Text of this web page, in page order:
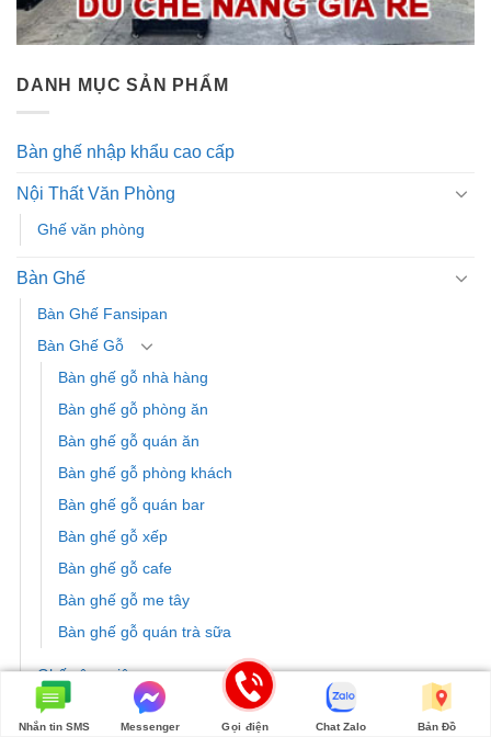
DANH MỤC SẢN PHẨM
Bàn ghế nhập khẩu cao cấp
Nội Thất Văn Phòng
Ghế văn phòng
Bàn Ghế
Bàn Ghế Fansipan
Bàn Ghế Gỗ
Bàn ghế gỗ nhà hàng
Bàn ghế gỗ phòng ăn
Bàn ghế gỗ quán ăn
Bàn ghế gỗ phòng khách
Bàn ghế gỗ quán bar
Bàn ghế gỗ xếp
Bàn ghế gỗ cafe
Bàn ghế gỗ me tây
Bàn ghế gỗ quán trà sữa
Ghế công viên
Bàn ghế inox
Bản Đồ
Chat Zalo
Gọi điện
Messenger
Nhắn tin SMS